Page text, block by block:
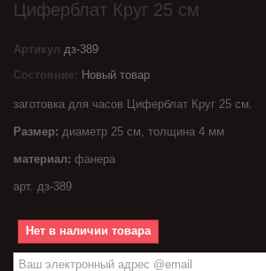
Циферблат Круг 25 см
Артикул дз-389
Состояние: Новый товар
заготовка для часов Циферблат Круг 25 см.
Размер: диаметр 25 см, толщина 4 мм
материал: фанера
арт. дз-389
Нет в наличии товара